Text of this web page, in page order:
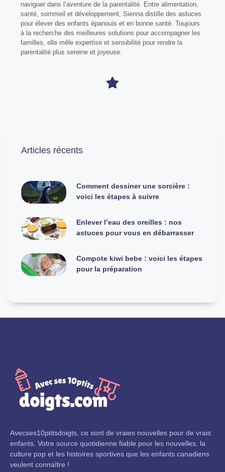
naviguer dans l’aventure de la parentalité. Entre alimentation,
santé, sommeil et développement, Sienna distille des astuces
pour élever des enfants épanouis et en bonne santé. Toujours
à la recherche des meilleures solutions pour accompagner les
familles, elle mêle expertise et sensibilité pour rendre la
parentalité plus sereine et joyeuse.
Articles récents
Comment dessiner une sorcière :
voici les étapes à suivre
Enlever l’eau des oreilles : nos
astuces pour vous en débarrasser
Compote kiwi bebe : voici les étapes
pour la préparation
Avecses10ptitsdoigts, ce sont de vraies nouvelles pour de vrais
enfants. Votre source quotidienne fiable pour les nouvelles, la
culture pop et les histoires sportives que les enfants canadiens
veulent connaître !